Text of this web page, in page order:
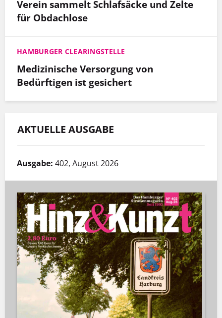
Verein sammelt Schlafsäcke und Zelte
für Obdachlose
HAMBURGER CLEARINGSTELLE
Medizinische Versorgung von
Bedürftigen ist gesichert
AKTUELLE AUSGABE
Ausgabe: 402, August 2026